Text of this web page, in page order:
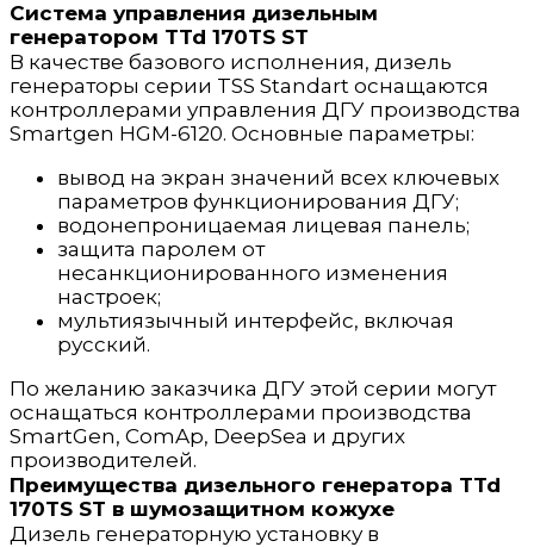
Система управления дизельным
генератором TTd 170TS ST
В качестве базового исполнения, дизель
генераторы серии TSS Standart оснащаются
контроллерами управления ДГУ производства
Smartgen HGM-6120. Основные параметры:
вывод на экран значений всех ключевых
параметров функционирования ДГУ;
водонепроницаемая лицевая панель;
защита паролем от
несанкционированного изменения
настроек;
мультиязычный интерфейс, включая
русский.
По желанию заказчика ДГУ этой серии могут
оснащаться контроллерами производства
SmartGen, ComAp, DeepSea и других
производителей.
Преимущества дизельного генератора TTd
170TS ST в шумозащитном кожухе
Дизель генераторную установку в